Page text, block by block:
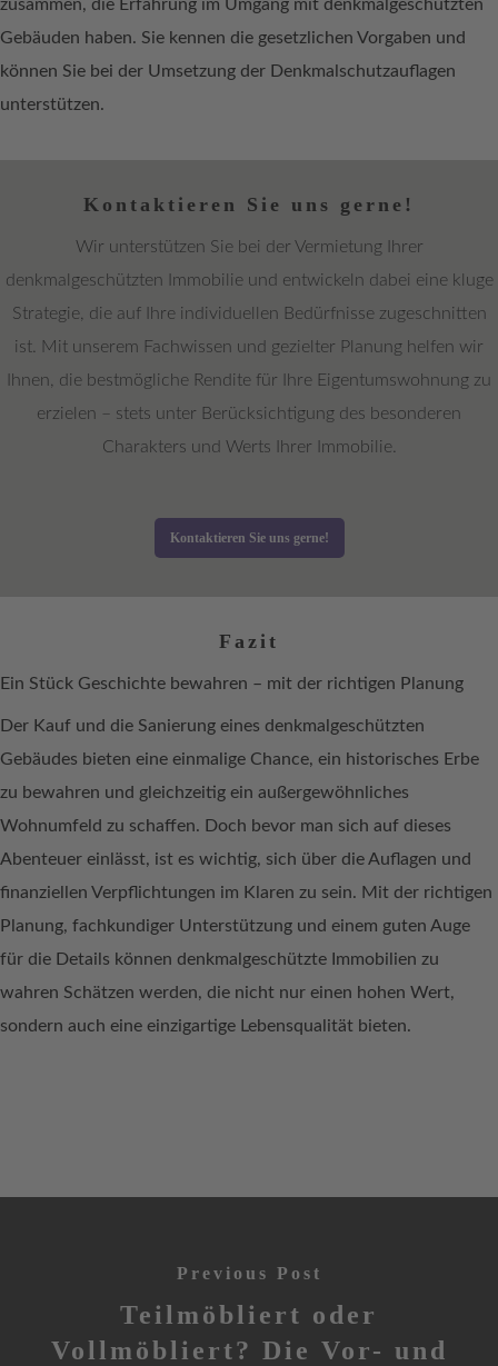
zusammen, die Erfahrung im Umgang mit denkmalgeschützten
Gebäuden haben. Sie kennen die gesetzlichen Vorgaben und
können Sie bei der Umsetzung der Denkmalschutzauflagen
unterstützen.
Kontaktieren Sie uns gerne!
Wir unterstützen Sie bei der Vermietung Ihrer
denkmalgeschützten Immobilie und entwickeln dabei eine kluge
Strategie, die auf Ihre individuellen Bedürfnisse zugeschnitten
ist. Mit unserem Fachwissen und gezielter Planung helfen wir
Ihnen, die bestmögliche Rendite für Ihre Eigentumswohnung zu
erzielen – stets unter Berücksichtigung des besonderen
Charakters und Werts Ihrer Immobilie.
Kontaktieren Sie uns gerne!
Fazit
Ein Stück Geschichte bewahren – mit der richtigen Planung
Der Kauf und die Sanierung eines denkmalgeschützten
Gebäudes bieten eine einmalige Chance, ein historisches Erbe
zu bewahren und gleichzeitig ein außergewöhnliches
Wohnumfeld zu schaffen. Doch bevor man sich auf dieses
Abenteuer einlässt, ist es wichtig, sich über die Auflagen und
finanziellen Verpflichtungen im Klaren zu sein. Mit der richtigen
Planung, fachkundiger Unterstützung und einem guten Auge
für die Details können denkmalgeschützte Immobilien zu
wahren Schätzen werden, die nicht nur einen hohen Wert,
sondern auch eine einzigartige Lebensqualität bieten.
Previous Post
Teilmöbliert oder
Vollmöbliert? Die Vor- und